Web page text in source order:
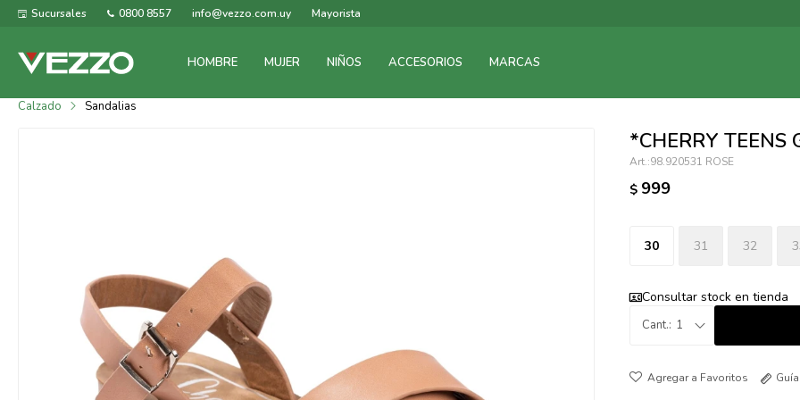
HOMBRE MUJER NIÑOS ACCESORIOS MARCAS
Sucursales 0800 8557 info@vezzo.com.uy Mayorista
Calzado Sandalias
*CHERRY
98.920531 ROSE
$ 999
30 31 32
Consultar stock en tienda
1
095900365
095305135
095900372
095277079